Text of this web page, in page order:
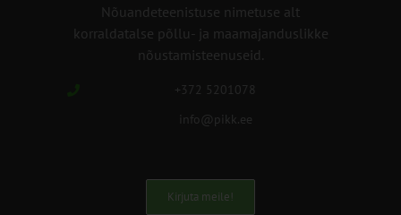
Nõuandeteenistuse nimetuse alt
korraldatalse põllu- ja maamajanduslikke
nõustamisteenuseid.
+372 5201078
info@pikk.ee
Kirjuta meile!